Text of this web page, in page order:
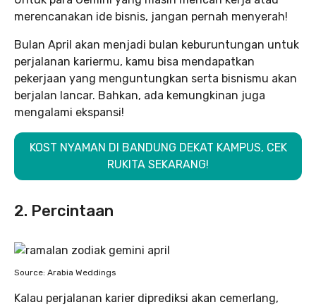
merencanakan ide bisnis, jangan pernah menyerah!
Bulan April akan menjadi bulan keburuntungan untuk
perjalanan kariermu, kamu bisa mendapatkan
pekerjaan yang menguntungkan serta bisnismu akan
berjalan lancar. Bahkan, ada kemungkinan juga
mengalami ekspansi!
KOST NYAMAN DI BANDUNG DEKAT KAMPUS, CEK
RUKITA SEKARANG!
2. Percintaan
Source: Arabia Weddings
Kalau perjalanan karier diprediksi akan cemerlang,